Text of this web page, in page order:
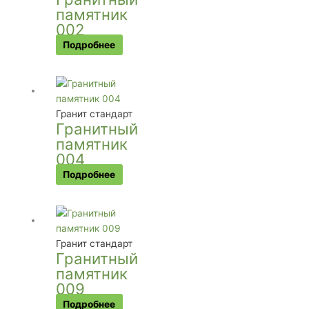
памятник
002
Подробнее
Гранит стандарт
Гранитный
памятник
004
Подробнее
Гранит стандарт
Гранитный
памятник
009
Подробнее